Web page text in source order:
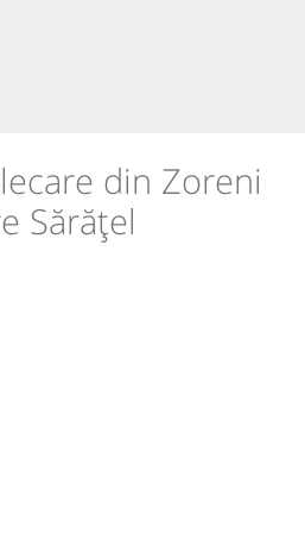
din Zoreni
Sărățel